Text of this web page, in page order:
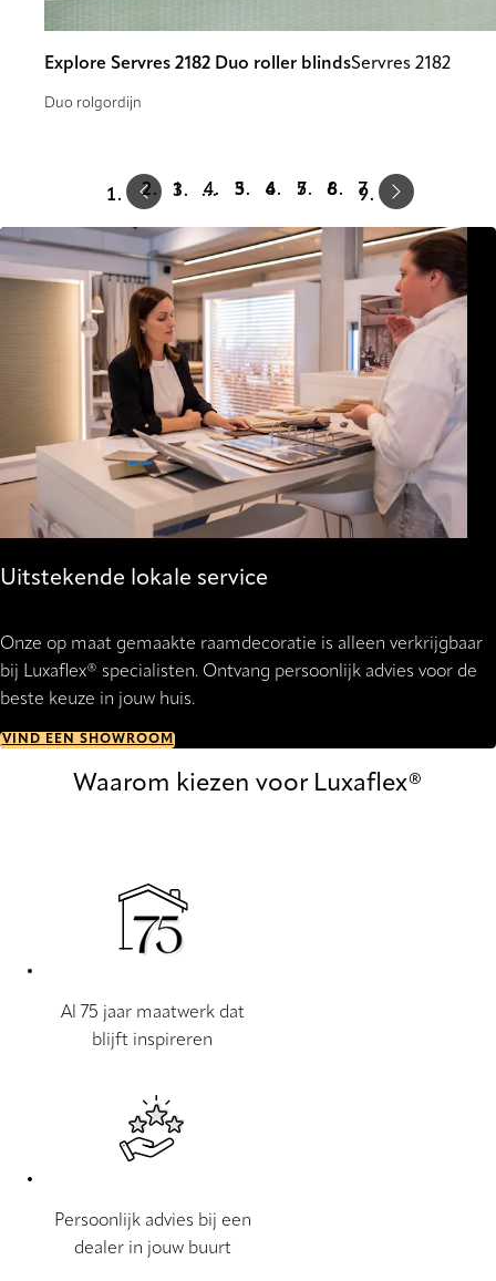
Explore Servres 2182 Duo roller blindsServres 2182
Duo rolgordijn
Prev 1 … 3 4 5 6 7 Next
Uitstekende lokale service
Onze op maat gemaakte raamdecoratie is alleen verkrijgbaar
bij Luxaflex® specialisten. Ontvang persoonlijk advies voor de
beste keuze in jouw huis.
VIND EEN SHOWROOM
Waarom kiezen voor Luxaflex®
Al 75 jaar maatwerk dat
blijft inspireren
Persoonlijk advies bij een
dealer in jouw buurt